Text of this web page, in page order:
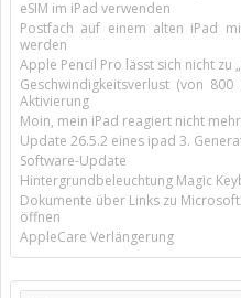
eSIM im iPad verwenden
Postfach auf einem alten iPad
werden
Apple Pencil Pro lässt sich nicht zu
Geschwindigkeitsverlust (von
Aktivierung
Moin, mein iPad reagiert nicht
Update 26.5.2 eines ipad 3.
Software-Update
Hintergrundbeleuchtung Magic
Dokumente über Links zu
öffnen
AppleCare Verlängerung